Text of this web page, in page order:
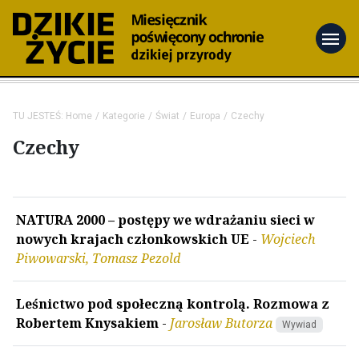
menu
TU JESTEŚ: Home Kategorie Świat Europa Czechy
Czechy
NATURA 2000 – postępy we wdrażaniu sieci w
nowych krajach członkowskich UE - Wojciech
Piwowarski, Tomasz Pezold
Leśnictwo pod społeczną kontrolą. Rozmowa z
Robertem Knysakiem - Jarosław Butorza Wywiad